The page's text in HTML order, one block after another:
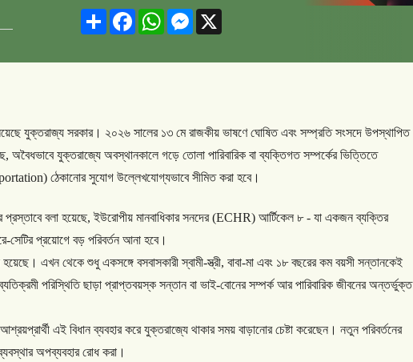
ShareFacebookWhatsAppMessenger
X
যুক্তরাজ্য সরকার। ২০২৬ সালের ১৩ মে রাজকীয় ভাষণে ঘোষিত এবং সম্প্রতি সংসদে উপস্থাপিত
, অবৈধভাবে যুক্তরাজ্যে অবস্থানকালে গড়ে তোলা পারিবারিক বা ব্যক্তিগত সম্পর্কের ভিত্তিতে
ঠেকানোর সুযোগ উল্লেখযোগ্যভাবে সীমিত করা হবে।
প্রস্তাবে বলা হয়েছে,ইউরোপীয় মানবাধিকার সনদের(ECHR) আর্টিকেল ৮- যা একজন ব্যক্তির
-সেটির প্রয়োগে বড় পরিবর্তন আনা হবে।
হয়েছে। এখন থেকে শুধু একসঙ্গে বসবাসকারী স্বামী-স্ত্রী, বাবা-মা এবং ১৮ বছরের কম বয়সী সন্তানকেই
পরিস্থিতি ছাড়া প্রাপ্তবয়স্ক সন্তান বা ভাই-বোনের সম্পর্ক আর পারিবারিক জীবনের অন্তর্ভুক্ত
আশ্রয়প্রার্থী এই বিধান ব্যবহার করে যুক্তরাজ্যে থাকার সময় বাড়ানোর চেষ্টা করেছেন। নতুন পরিবর্তনের
অপব্যবহার রোধ করা।